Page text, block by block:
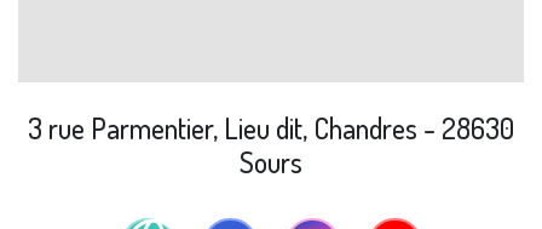
3 rue Parmentier, Lieu dit, Chandres - 28630
Sours